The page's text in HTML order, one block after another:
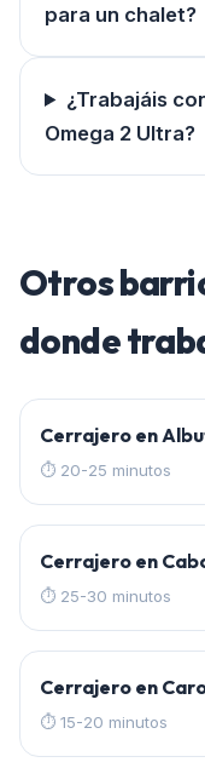
para un chalet?
¿Trabajáis
Omega 2 Ultra?
Otros
donde
Cerrajero en
⏱ 20-25 minutos
Cerrajero en
⏱ 25-30 minutos
Cerrajero en
⏱ 15-20 minutos